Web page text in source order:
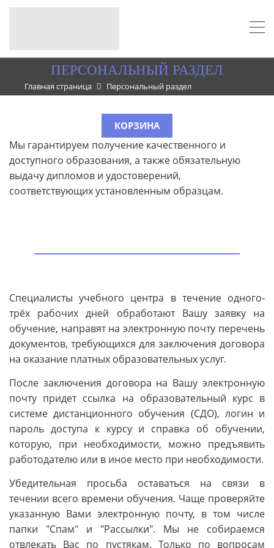
ПЕРСОНАЛЬНЫЙ РАЗДЕЛ
Главная страница Персональный раздел
КОРЗИНА
Мы гарантируем получение качественного и
доступного образования, а также обязательную
выдачу дипломов и удостоверений,
соответствующих установленным образцам.
Специалисты учебного центра в течение одного-
трёх рабочих дней обработают Вашу заявку на
обучение, направят на электронную почту перечень
документов, требующихся для заключения договора
на оказание платных образовательных услуг.
После заключения договора на Вашу электронную
почту придет ссылка на образовательный курс в
системе дистанционного обучения (СДО), логин и
пароль доступа к курсу и справка об обучении,
которую, при необходимости, можно предъявить
работодателю или в иное место при необходимости.
Убедительная просьба оставаться на связи в
течении всего времени обучения. Чаще проверяйте
указанную Вами электронную почту, в том числе
папки "Спам" и "Рассылки". Мы не собираемся
отвлекать Вас по пустякам. Только по вопросам